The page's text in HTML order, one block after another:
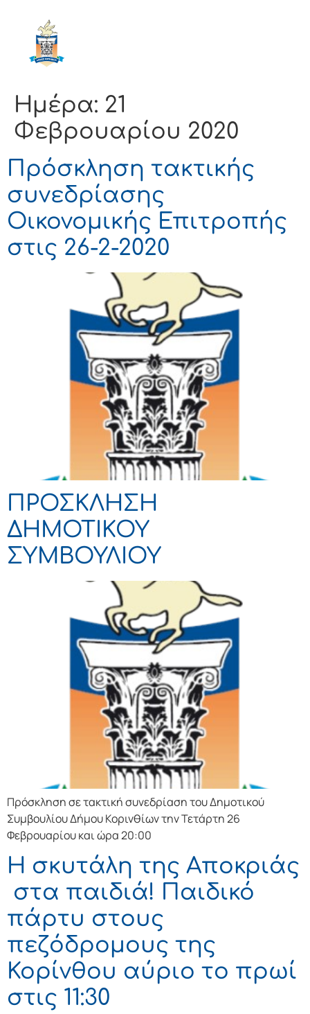
Ημέρα: 21
Φεβρουαρίου 2020
Πρόσκληση τακτικής
συνεδρίασης
Οικονομικής Επιτροπής
στις 26-2-2020
ΠΡΟΣΚΛΗΣΗ
ΔΗΜΟΤΙΚΟΥ
ΣΥΜΒΟΥΛΙΟΥ
Πρόσκληση σε τακτική συνεδρίαση του Δημοτικού
Συμβουλίου Δήμου Κορινθίων την Τετάρτη 26
Φεβρουαρίου και ώρα 20:00
Η σκυτάλη της Αποκριάς
στα παιδιά! Παιδικό
πάρτυ στους
πεζόδρομους της
Κορίνθου αύριο το πρωί
στις 11:30